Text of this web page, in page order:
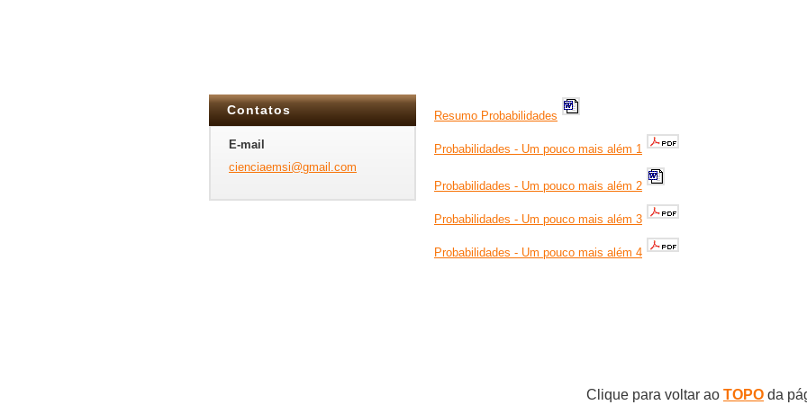
Resumo Probabilidades
Probabilidades - Um pouco mais além 1
Probabilidades - Um pouco mais além 2
Probabilidades - Um pouco mais além 3
Probabilidades - Um pouco mais além 4
Clique para voltar ao TOPO da
Contatos
E-mail
cienciaemsi@gmai l.com